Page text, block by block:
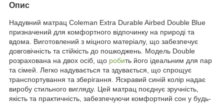
Опис
Надувний матрац Coleman Extra Durable Airbed Double Blue
призначений для комфортного відпочинку на природі та
вдома. Виготовлений з міцного матеріалу, що забезпечує
довговічність та стійкість до пошкоджень. Модель Double
розрахована на двох осіб, що робить його ідеальним для пар
та сімей. Легко надувається та здувається, що спрощує
транспортування та зберігання. Яскравий синій колір надає
виробу стильного вигляду. Цей матрац поєднує зручність,
якість та практичність, забезпечуючи комфортний сон у будь-